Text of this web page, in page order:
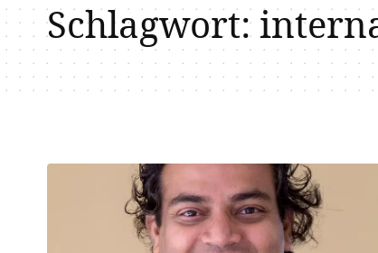
Schlagwort: